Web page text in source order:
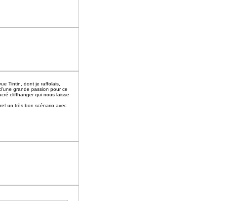
Tintin, dont je raffolais,
grande passion pour ce
cliffhanger qui nous laisse
un très bon scénario avec